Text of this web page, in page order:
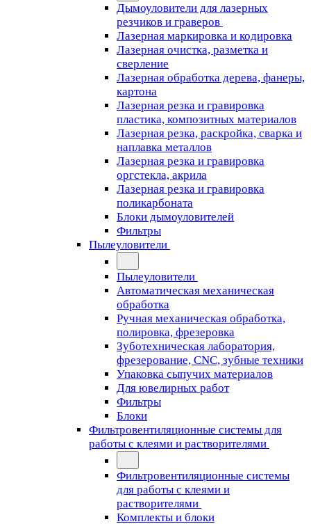
Дымоуловители для лазерных
резчиков и граверов
Лазерная маркировка и кодировка
Лазерная очистка, разметка и
сверление
Лазерная обработка дерева, фанеры,
картона
Лазерная резка и гравировка
пластика, композитных материалов
Лазерная резка, раскройка, сварка и
наплавка металлов
Лазерная резка и гравировка
оргстекла, акрила
Лазерная резка и гравировка
поликарбоната
Блоки дымоуловителей
Фильтры
Пылеуловители
Пылеуловители
Автоматическая механическая
обработка
Ручная механическая обработка,
полировка, фрезеровка
Зуботехническая лаборатория,
фрезерование, CNC, зубные техники
Упаковка сыпучих материалов
Для ювелирных работ
Фильтры
Блоки
Фильтровентиляционные системы для
работы с клеями и растворителями
Фильтровентиляционные системы
для работы с клеями и
растворителями
Комплекты и блоки